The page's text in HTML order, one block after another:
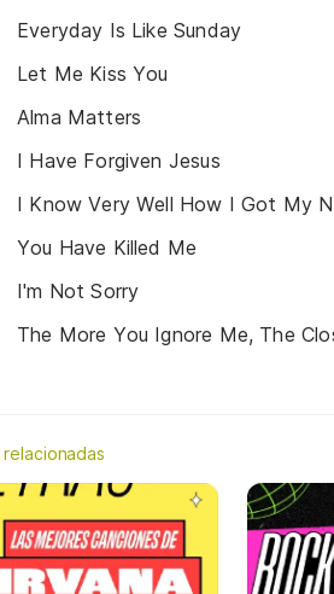
Everyday Is Like Sunday
Let Me Kiss You
Alma Matters
I Have Forgiven Jesus
I Know Very Well How I Got My
You Have Killed Me
I'm Not Sorry
The More You Ignore Me, The